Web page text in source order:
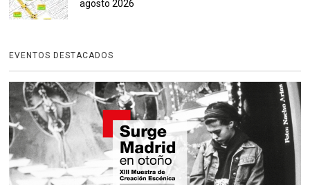
agosto 2026
EVENTOS DESTACADOS